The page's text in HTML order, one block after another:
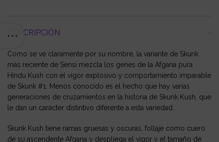
DESCRIPCIÓN
Como se ve claramente por su nombre, la variante de Skunk
más reciente de Sensi mezcla los genes de la Afgana pura
Hindu Kush con el vigor explosivo y comportamiento imparable
de Skunk #1. Menos conocido es el hecho que hay varias
generaciones de cruzamientos en la historia de Skunk Kush, que
le dan un carácter distintivo diferente a esta variedad.
Skunk Kush tiene ramas gruesas y oscuras, follaje como cuero
de su ascendente Afgana y despliega el vigor y el tamaño de